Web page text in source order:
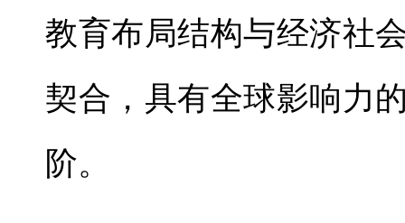
教育布局结构与经济社
契合，具有全球影响力
阶。